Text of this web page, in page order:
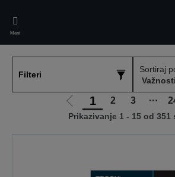
main
content
Meni
Filteri
Sortiraj
Idi
na
1 2 3 ⋯
Prikazivanje 1 - 15 od 351